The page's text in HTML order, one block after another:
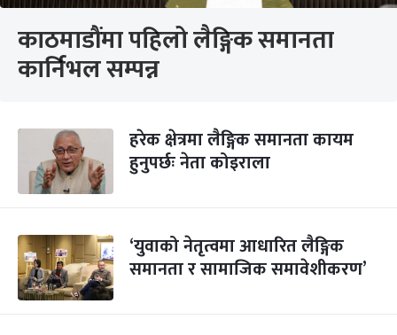
काठमाडौंमा पहिलो लैङ्गिक समानता
कार्निभल सम्पन्न
हरेक क्षेत्रमा लैङ्गिक समानता कायम
हुनुपर्छः नेता कोइराला
‘युवाको नेतृत्वमा आधारित लैङ्गिक
समानता र सामाजिक समावेशीकरण’